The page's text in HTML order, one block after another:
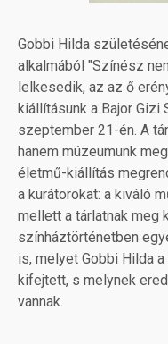
Gobbi Hilda
alkalmából "Színész
lelkesedik, az az ő
kiállításunk a Bajor Gizi
szeptember 21-én. A
hanem múzeumunk
életmű-kiállítás
a kurátorokat: a kiváló
mellett a tárlatnak meg
színháztörténetben
is, melyet Gobbi Hilda
kifejtett, s melynek
vannak.